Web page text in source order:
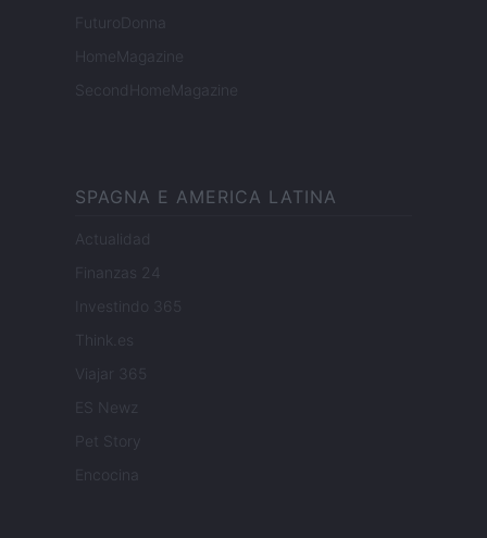
FuturoDonna
HomeMagazine
SecondHomeMagazine
SPAGNA E AMERICA LATINA
Actualidad
Finanzas 24
Investindo 365
Think.es
Viajar 365
ES Newz
Pet Story
Encocina